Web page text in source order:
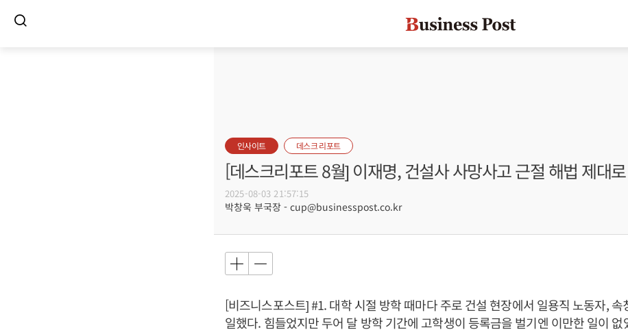
인사이트 데스크 리포트
[데스크리포트 8월] 이재명, 건설사 사망사고 근절 해법 제대
2025-08-03 21:57:15
박창욱 부국장 - cup@businesspost.co.kr
[비즈니스포스트] #1. 대학 시절 방학 때마다 주로 건설 현장에서 일용직 노동자,
일했다. 힘들었지만 두어 달 방학 기간에 고학생이 등록금을 벌기엔 이만한 일이 없